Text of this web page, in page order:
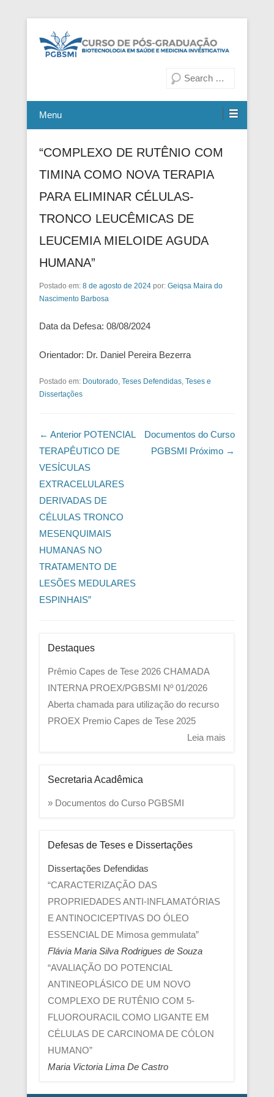
Curso de Pós-Graduação em
Medicina Investigativa
Menu
“COMPLEXO DE RUTÊNIO COM
TIMINA COMO NOVA TERAPIA
PARA ELIMINAR CÉLULAS-
TRONCO LEUCÊMICAS DE
LEUCEMIA MIELOIDE AGUDA
HUMANA”
Postado em: 8 de agosto de 2024 por: Geiqsa Maira do
Nascimento Barbosa
Data da Defesa: 08/08/2024
Orientador: Dr. Daniel Pereira Bezerra
Postado em: Doutorado, Teses Defendidas, Teses e
Dissertações
Navegação das Postagens
← Anterior POTENCIAL
TERAPÊUTICO DE
VESÍCULAS
EXTRACELULARES
DERIVADAS DE
CÉLULAS TRONCO
MESENQUIMAIS
HUMANAS NO
TRATAMENTO DE
LESÕES MEDULARES
ESPINHAIS”
Documentos do Curso
PGBSMI Próximo →
Destaques
Prêmio Capes de Tese 2026 CHAMADA
INTERNA PROEX/PGBSMI Nº 01/2026
Aberta chamada para utilização do recurso
PROEX Premio Capes de Tese 2025
Leia mais
Secretaria Acadêmica
» Documentos do Curso PGBSMI
Defesas de Teses e Dissertações
Dissertações Defendidas
“CARACTERIZAÇÃO DAS
PROPRIEDADES ANTI-INFLAMATÓRIAS
E ANTINOCICEPTIVAS DO ÓLEO
ESSENCIAL DE Mimosa gemmulata”
Flávia Maria Silva Rodrigues de Souza
“AVALIAÇÃO DO POTENCIAL
ANTINEOPLÁSICO DE UM NOVO
COMPLEXO DE RUTÊNIO COM 5-
FLUOROURACIL COMO LIGANTE EM
CÉLULAS DE CARCINOMA DE CÓLON
HUMANO”
Maria Victoria Lima De Castro